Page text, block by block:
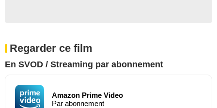
Regarder ce film
En SVOD / Streaming par abonnement
Amazon Prime Video
Par abonnement